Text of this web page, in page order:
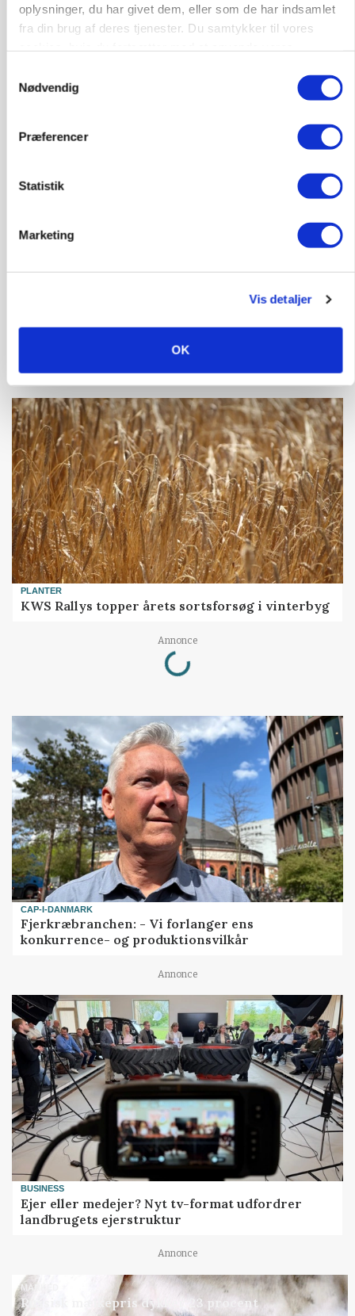
oplysninger, du har givet dem, eller som de har indsamlet
fra din brug af deres tjenester. Du samtykker til vores
Nødvendig
Præferencer
Statistik
Marketing
Vis detaljer
OK
BUSINESS
Fugleinfluenza: Udvikling vækker bekymring hos
europæiske husdyrbrugere
PLANTER
KWS Rallys topper årets sortsforsøg i vinterbyg
Annonce
Loading...
CAP-I-DANMARK
Fjerkræbranchen: - Vi forlanger ens
konkurrence- og produktionsvilkår
Annonce
BUSINESS
Ejer eller medejer? Nyt tv-format udfordrer
landbrugets ejerstruktur
Annonce
MARKED
Russisk mælkepris dykker 23 procent